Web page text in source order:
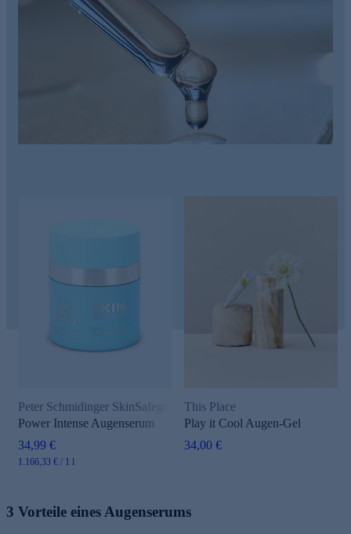
Peter Schmidinger SkinSafeguard
Power Intense Augenserum
34,99 €
1.166,33 € / 1 l
This Place
Play it Cool Augen-Gel
34,00 €
3 Vorteile eines Augenserums